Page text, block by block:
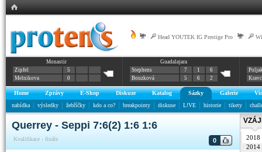
Head YOUTEK IG Prestige Pro
Monastir
Zipfel
5
Melnikova
0
Guadalajara
Stephens
7 1
6
Bouzková
5 6 2
Home Zprávy E-Shop Diskuze Katalog Sázky Galerie
nabídka
výsledky žebříčky kdo a co? breakpointy diskuse L!VE historie tikety
Querrey - Seppi 7:6(2) 1:6 1:6
Kvalifikace - finále 0
2018
2014